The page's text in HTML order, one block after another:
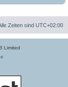
Zeiten sind UTC+02:00
Limited